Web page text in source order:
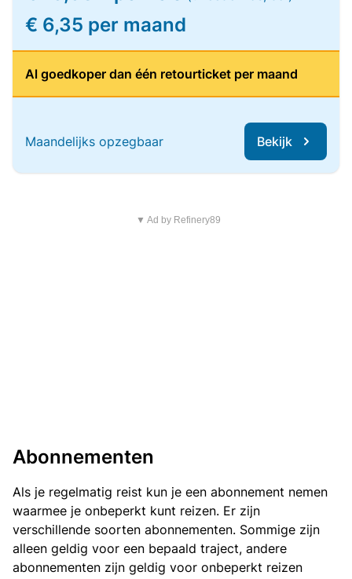
€ 6,35 per maand
Al goedkoper dan één retourticket per maand
Maandelijks opzegbaar Bekijk
▼ Ad by Refinery89
Abonnementen
Als je regelmatig reist kun je een abonnement nemen
waarmee je onbeperkt kunt reizen. Er zijn
verschillende soorten abonnementen. Sommige zijn
alleen geldig voor een bepaald traject, andere
abonnementen zijn geldig voor onbeperkt reizen